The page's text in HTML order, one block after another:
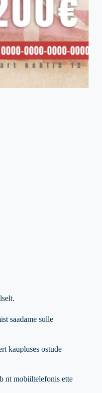
saadame sulle
kaupluses ostude
nt mobiiltelefonis ette